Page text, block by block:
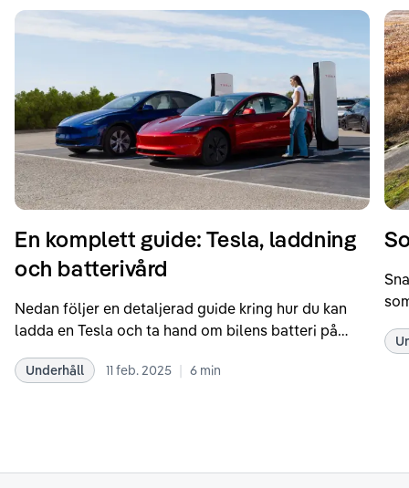
En komplett guide: Tesla, laddning
och batterivård
Nedan följer en detaljerad guide kring hur du kan
ladda en Tesla och ta hand om bilens batteri på
rekommendationer samt våra egna erfarenheter
Underhåll 11 feb. 2025 | 6 min
att